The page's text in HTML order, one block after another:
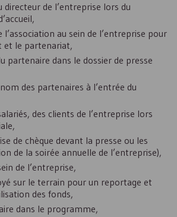
de l’entreprise lors du
au sein de l’entreprise pour
et le partenariat,
partenaire dans le dossier de presse
des partenaires à l’entrée du
des clients de l’entreprise lors
de chèque devant la presse ou les
de la soirée annuelle de l’entreprise),
de l’entreprise,
sur le terrain pour un reportage et
des fonds,
dans le programme,